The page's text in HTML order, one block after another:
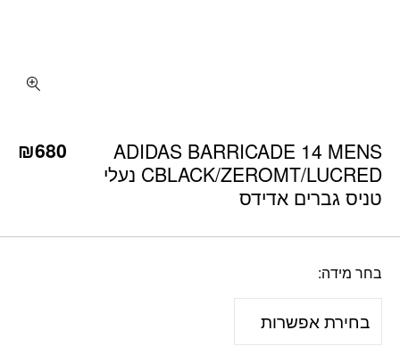
ADIDAS BARRICADE 14 MENS
CBLACK/ZEROMT/LUCRED נעלי
טניס גברים אדידס
₪680
בחר מידה